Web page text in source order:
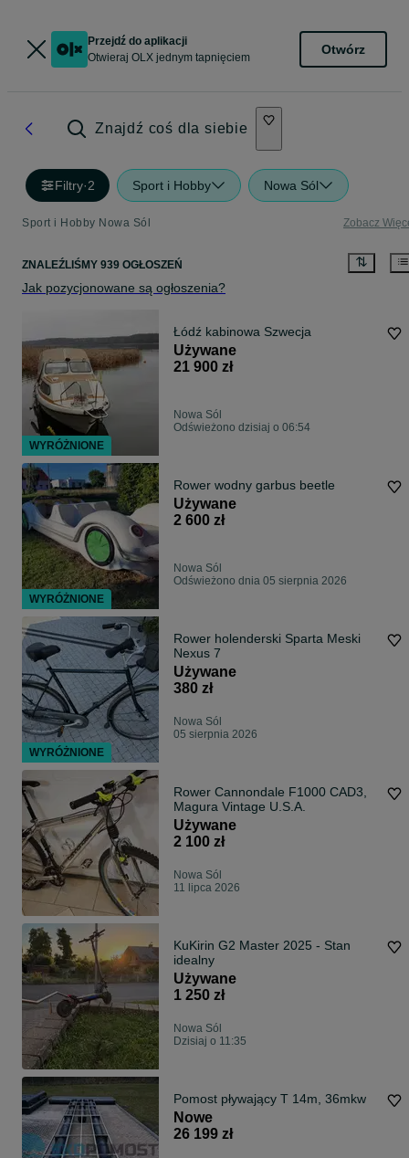
Przejdź do aplikacji
Otwieraj OLX jednym tapnięciem
Otwórz
Znajdź coś dla siebie
Filtry·2 Sport i Hobby Nowa Sól
Sport i Hobby Nowa Sól Zobacz
ZNALEŹLIŚMY 939 OGŁOSZEŃ
Jak pozycjonowane są ogłoszenia?
Łódź kabinowa Szwecja
Używane
21 900 zł
Nowa Sól
Odświeżono dzisiaj o 06:54
Rower wodny garbus beetle
Używane
2 600 zł
Nowa Sól
Odświeżono dnia 05 sierpnia 2026
Rower holenderski Sparta Meski
Nexus 7
Używane
380 zł
Nowa Sól
05 sierpnia 2026
Rower Cannondale F1000 CAD3,
Magura Vintage U.S.A.
Używane
2 100 zł
Nowa Sól
11 lipca 2026
KuKirin G2 Master 2025 - Stan
idealny
Używane
1 250 zł
Nowa Sól
Dzisiaj o 11:35
Pomost pływający T 14m, 36mkw
Nowe
26 199 zł
WYRÓŻNIONE
WYRÓŻNIONE
WYRÓŻNIONE